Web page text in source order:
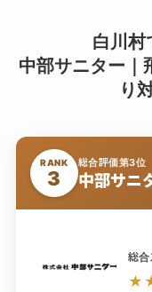
白川
中部サニター｜
り
RANK
3
総合評価第3位
中部サニ
総合